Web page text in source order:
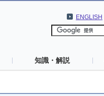
ENGLISH
知識・解説